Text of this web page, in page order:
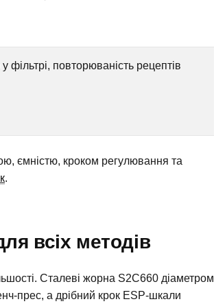
фільтрі, повторюваність рецептів
ємністю, кроком регулювання та
.
всіх методів
Сталеві жорна S2C660 діаметром
прес, а дрібний крок ESP-шкали